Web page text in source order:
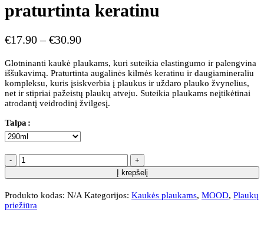
praturtinta keratinu
€17.90 – €30.90
Glotninanti kaukė plaukams, kuri suteikia elastingumo ir palengvina
iššukavimą. Praturtinta augalinės kilmės keratinu ir daugiamineraliu
kompleksu, kuris įsiskverbia į plaukus ir uždaro plauko žvynelius,
net ir stipriai pažeistų plaukų atveju. Suteikia plaukams neįtikėtinai
atrodantį veidrodinį žvilgesį.
Talpa
Į krepšelį
Produkto kodas: N/A Kategorijos: Kaukės plaukams, MOOD, Plaukų
priežiūra